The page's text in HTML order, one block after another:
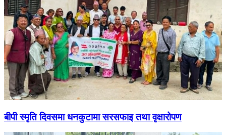
बीपी स्मृति दिवसमा धनकुटामा सरसफाइ तथा वृक्षारोपण